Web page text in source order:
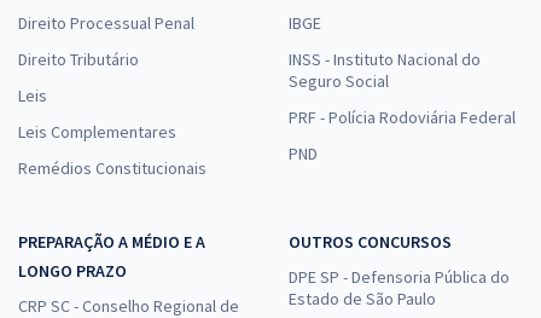
Direito Processual Penal
Direito Tributário
Leis
Leis Complementares
Remédios Constitucionais
IBGE
INSS - Instituto Nacional do
Seguro Social
PRF - Polícia Rodoviária Federal
PND
PREPARAÇÃO A MÉDIO E A
LONGO PRAZO
CRP SC - Conselho Regional de
OUTROS CONCURSOS
DPE SP - Defensoria Pública do
Estado de São Paulo